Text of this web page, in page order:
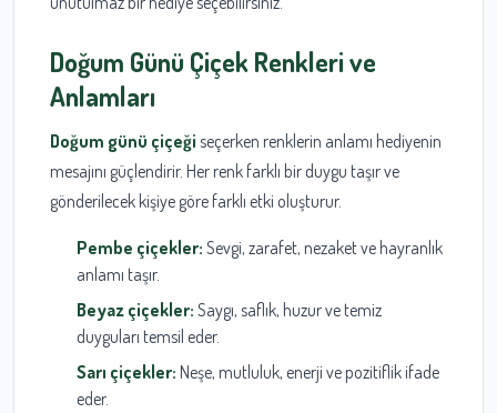
Doğum Günü Çiçek Renkleri ve
Anlamları
Doğum günü çiçeği seçerken renklerin anlamı hediyenin
mesajını güçlendirir. Her renk farklı bir duygu taşır ve
gönderilecek kişiye göre farklı etki oluşturur.
Pembe çiçekler: Sevgi, zarafet, nezaket ve hayranlık
anlamı taşır.
Beyaz çiçekler: Saygı, saflık, huzur ve temiz
duyguları temsil eder.
Sarı çiçekler: Neşe, mutluluk, enerji ve pozitiflik ifade
eder.